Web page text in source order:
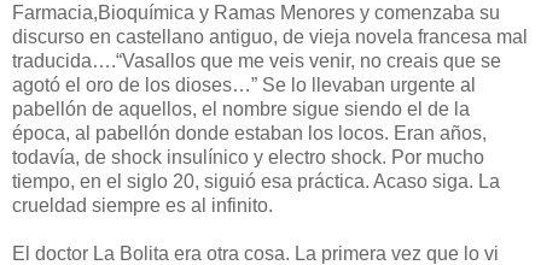
Farmacia,Bioquímica y Ramas Menores y comenzaba su
discurso en castellano antiguo, de vieja novela francesa mal
traducida….“Vasallos que me veis venir, no creais que se
agotó el oro de los dioses…” Se lo llevaban urgente al
pabellón de aquellos, el nombre sigue siendo el de la
época, al pabellón donde estaban los locos. Eran años,
todavía, de shock insulínico y electro shock. Por mucho
tiempo, en el siglo 20, siguió esa práctica. Acaso siga. La
crueldad siempre es al infinito.
El doctor La Bolita era otra cosa. La primera vez que lo vi